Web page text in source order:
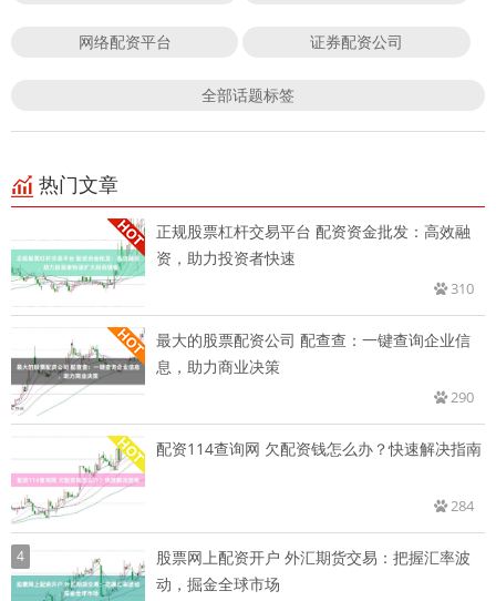
网络配资平台 证券配资公司
全部话题标签
热门文章
正规股票杠杆交易平台 配资资金批发：高效融
资，助力投资者快速
310
最大的股票配资公司 配查查：一键查询企业信
息，助力商业决策
290
配资114查询网 欠配资钱怎么办？快速解决指南
284
4
股票网上配资开户 外汇期货交易：把握汇率波
动，掘金全球市场